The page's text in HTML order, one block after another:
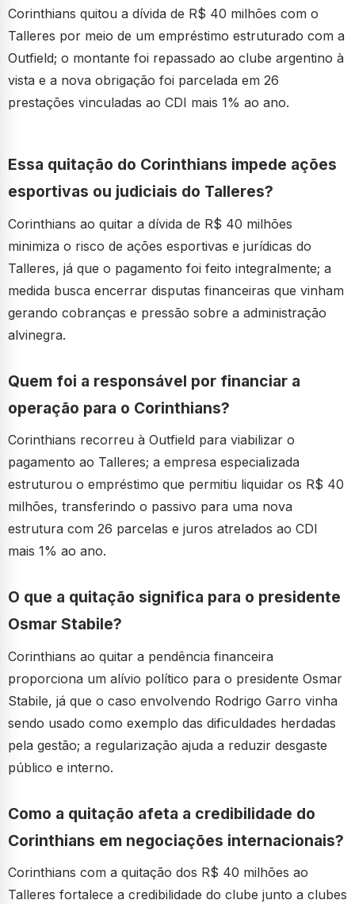
Corinthians quitou a dívida de R$ 40 milhões com o
Talleres por meio de um empréstimo estruturado com a
Outfield; o montante foi repassado ao clube argentino à
vista e a nova obrigação foi parcelada em 26
prestações vinculadas ao CDI mais 1% ao ano.
Essa quitação do Corinthians impede ações
esportivas ou judiciais do Talleres?
Corinthians ao quitar a dívida de R$ 40 milhões
minimiza o risco de ações esportivas e jurídicas do
Talleres, já que o pagamento foi feito integralmente; a
medida busca encerrar disputas financeiras que vinham
gerando cobranças e pressão sobre a administração
alvinegra.
Quem foi a responsável por financiar a
operação para o Corinthians?
Corinthians recorreu à Outfield para viabilizar o
pagamento ao Talleres; a empresa especializada
estruturou o empréstimo que permitiu liquidar os R$ 40
milhões, transferindo o passivo para uma nova
estrutura com 26 parcelas e juros atrelados ao CDI
mais 1% ao ano.
O que a quitação significa para o presidente
Osmar Stabile?
Corinthians ao quitar a pendência financeira
proporciona um alívio político para o presidente Osmar
Stabile, já que o caso envolvendo Rodrigo Garro vinha
sendo usado como exemplo das dificuldades herdadas
pela gestão; a regularização ajuda a reduzir desgaste
público e interno.
Como a quitação afeta a credibilidade do
Corinthians em negociações internacionais?
Corinthians com a quitação dos R$ 40 milhões ao
Talleres fortalece a credibilidade do clube junto a clubes